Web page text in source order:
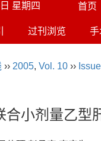
星期四 首页
过刊浏览 手
›› 2005, Vol. 10 ››
合小剂量乙型